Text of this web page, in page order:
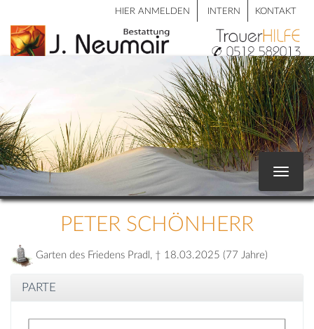
HIER ANMELDEN INTERN KONTAKT
Toggle
PETER SCHÖNHERR
Garten des Friedens Pradl, † 18.03.2025 (77 Jahre)
PARTE